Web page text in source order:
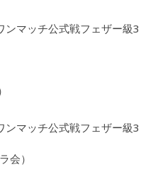
マッチ公式戦フェザー級3
マッチ公式戦フェザー級3
会）